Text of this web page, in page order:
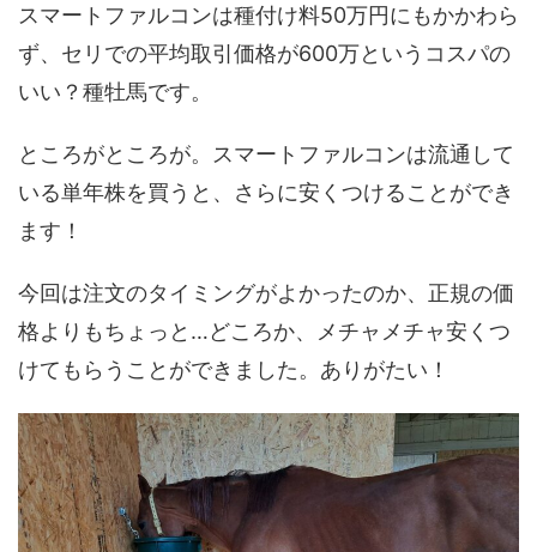
スマートファルコンは種付け料50万円にもかかわら
ず、セリでの平均取引価格が600万というコスパの
いい？種牡馬です。
ところがところが。スマートファルコンは流通して
いる単年株を買うと、さらに安くつけることができ
ます！
今回は注文のタイミングがよかったのか、正規の価
格よりもちょっと…どころか、メチャメチャ安くつ
けてもらうことができました。ありがたい！